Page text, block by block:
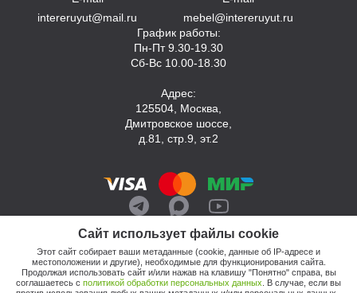
Сайт использует файлы cookie
Этот сайт собирает ваши метаданные (cookie, данные об IP-адресе и
местоположении и другие), необходимые для функционирования сайта.
Продолжая использовать сайт и/или нажав на клавишу "Понятно" справа, вы
соглашаетесь с политикой обработки персональных данных . В случае, если вы
intereruyut@mail.ru
mebel@intereruyut.ru
График работы:
Пн-Пт 9.30-19.30
Сб-Вс 10.00-18.30
Адрес:
125504, Москва,
Дмитровское шоссе,
д.81, стр.9, эт.2